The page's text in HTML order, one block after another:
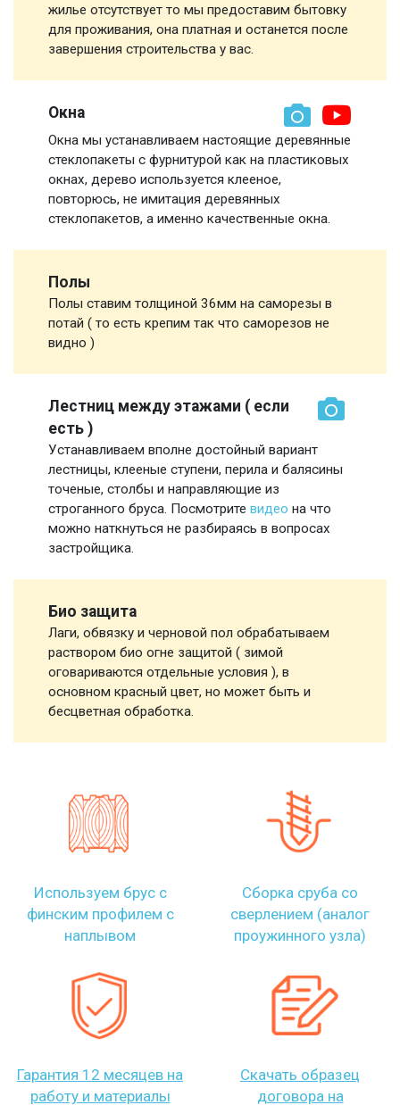
жилье отсутствует то мы предоставим бытовку
для проживания, она платная и останется после
завершения строительства у вас.
Окна
Окна мы устанавливаем настоящие деревянные
стеклопакеты с фурнитурой как на пластиковых
окнах, дерево используется клееное,
повторюсь, не имитация деревянных
стеклопакетов, а именно качественные окна.
Полы
Полы ставим толщиной 36мм на саморезы в
потай ( то есть крепим так что саморезов не
видно )
Лестниц между этажами ( если
есть )
Устанавливаем вполне достойный вариант
лестницы, клееные ступени, перила и балясины
точеные, столбы и направляющие из
строганного бруса. Посмотрите видео на что
можно наткнуться не разбираясь в вопросах
застройщика.
Био защита
Лаги, обвязку и черновой пол обрабатываем
раствором био огне защитой ( зимой
оговариваются отдельные условия ), в
основном красный цвет, но может быть и
бесцветная обработка.
Используем брус с
финским профилем с
наплывом
Сборка сруба со
сверлением (аналог
проужинного узла)
Гарантия 12 месяцев на
работу и материалы
Скачать образец
договора на